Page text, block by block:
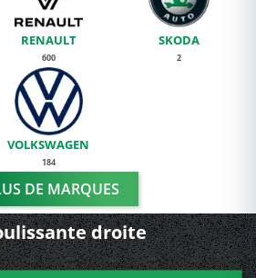
RENAULT
600
SKODA
2
VOLKSWAGEN
184
DE MARQUES
droite